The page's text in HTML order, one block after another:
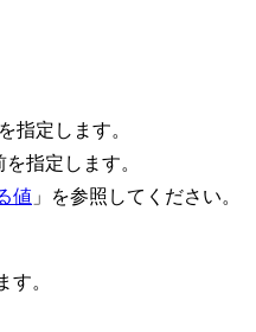
指定します。
指定します。
値 」を参照してください。
す。